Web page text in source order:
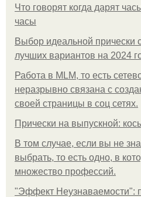
Что говорят когда дарят
часы
Выбор идеальной прически
лучших вариантов на 2024
Работа в MLM, то есть
неразрывно связана с
своей страницы в соц сетях.
Прически на выпускной:
В том случае, если вы не
выбрать, то есть одно, в
множество профессий.
"Эффект Неузнаваемости":